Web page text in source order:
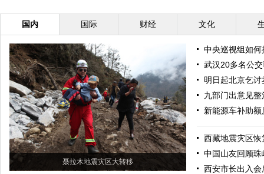
国内 国际 财经 文化
聂拉木地震灾区大转移
中央巡视组如
武汉20多名公
明日起北京乞
九部门出意见
新能源车补助
西藏地震灾区
中国山友回顾
西安市长出入